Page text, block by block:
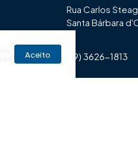
Aceito
Rua Carlos
Santa Bárbara
(19) 3626-1813